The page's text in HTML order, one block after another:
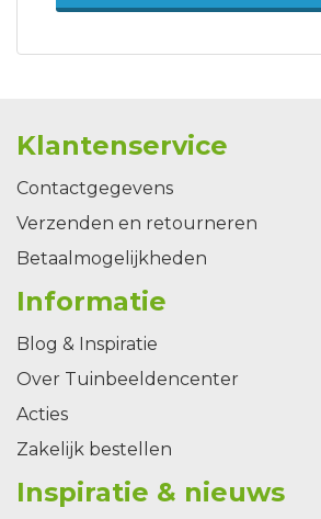
Klantenservice
Contactgegevens
Verzenden en retourneren
Betaalmogelijkheden
Informatie
Blog & Inspiratie
Over Tuinbeeldencenter
Acties
Zakelijk bestellen
Inspiratie & nieuws